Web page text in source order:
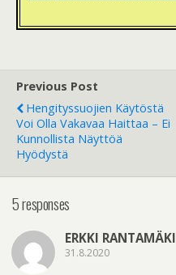
Previous Post
Hengityssuojien Käytöstä
Voi Olla Vakavaa Haittaa – Ei
Kunnollista Näyttöä
Hyödystä
5 responses
ERKKI RANTAMÄKI
31.8.2020